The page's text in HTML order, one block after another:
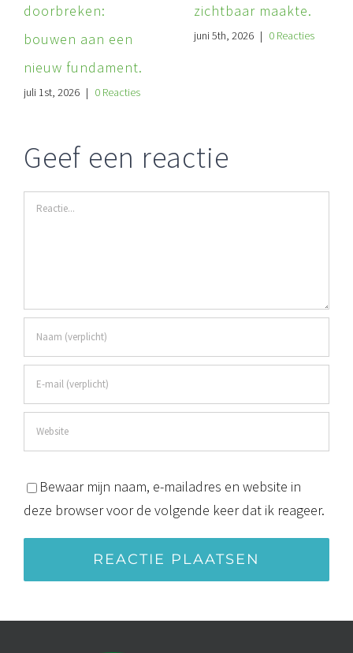
doorbreken:
bouwen aan een
nieuw fundament.
juli 1st, 2026 | 0 Reacties
zichtbaar maakte.
juni 5th, 2026 | 0 Reacties
Geef een reactie
Reactie
Bewaar mijn naam, e-mailadres en website in
deze browser voor de volgende keer dat ik reageer.